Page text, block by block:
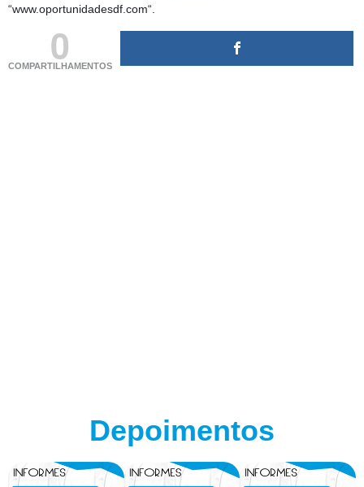
“www.oportunidadesdf.com“.
0
COMPARTILHAMENTOS
Depoimentos